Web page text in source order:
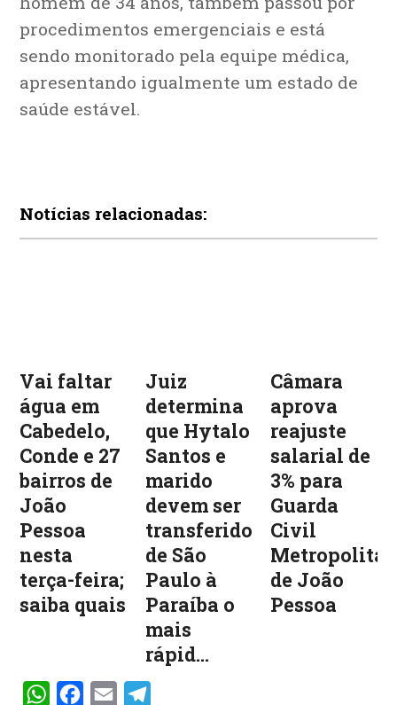
procedimentos emergenciais e está
sendo monitorado pela equipe médica,
apresentando igualmente um estado de
saúde estável.
Notícias relacionadas:
Vai faltar
água em
Cabedelo,
Conde e 27
bairros de
João
Pessoa
nesta
terça-feira;
saiba quais
Juiz
determina
que Hytalo
Santos e
marido
devem ser
transferidos
de São
Paulo à
Paraíba o
mais
rápid...
Câmara
aprova
reajuste
salarial de
3% para
Guarda
Civil
de João
Pessoa
WhatsAppFacebook
Email